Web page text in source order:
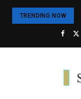
TRENDING NOW